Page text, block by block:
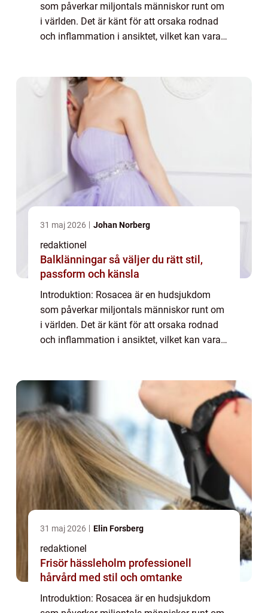
som påverkar miljontals människor runt om
i världen. Det är känt för att orsaka rodnad
och inflammation i ansiktet, vilket kan vara
31 maj 2026 Johan Norberg
redaktionel
Balklänningar så väljer du rätt stil,
passform och känsla
Introduktion: Rosacea är en hudsjukdom
som påverkar miljontals människor runt om
i världen. Det är känt för att orsaka rodnad
och inflammation i ansiktet, vilket kan vara
31 maj 2026 Elin Forsberg
redaktionel
Frisör hässleholm professionell
hårvård med stil och omtanke
Introduktion: Rosacea är en hudsjukdom